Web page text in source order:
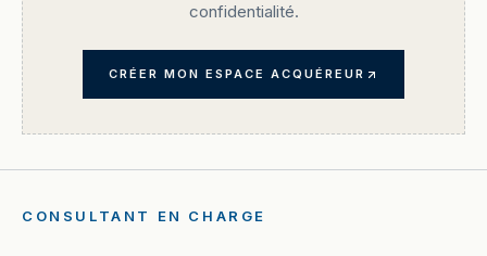
confidentialité.
CRÉER MON ESPACE ACQUÉREUR
CONSULTANT EN CHARGE